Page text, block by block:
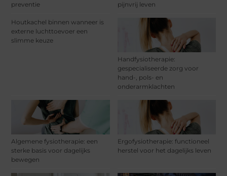
preventie
pijnvrij leven
Houtkachel binnen wanneer is
externe luchttoevoer een
slimme keuze
Handfysiotherapie:
gespecialiseerde zorg voor
hand-, pols- en
onderarmklachten
Algemene fysiotherapie: een
sterke basis voor dagelijks
bewegen
Ergofysiotherapie: functioneel
herstel voor het dagelijks leven